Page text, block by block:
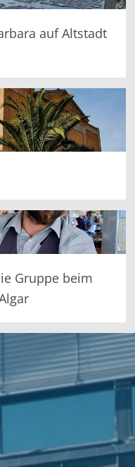
auf Altstadt
Gruppe beim